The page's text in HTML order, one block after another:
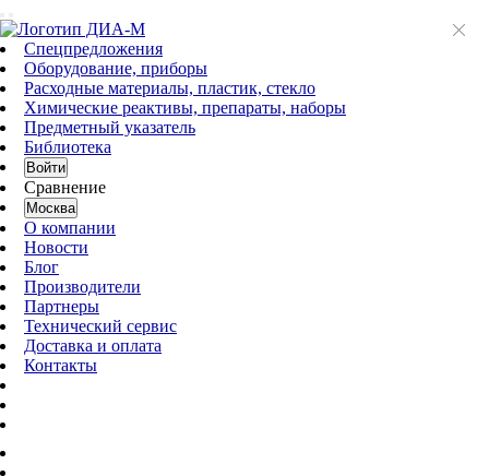
Спецпредложения
Оборудование, приборы
Расходные материалы, пластик, стекло
Химические реактивы, препараты, наборы
Предметный указатель
Библиотека
Войти
Сравнение
Москва
О компании
Новости
Блог
Производители
Партнеры
Технический сервис
Доставка и оплата
Контакты